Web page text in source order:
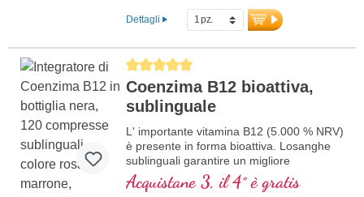
Dettagli
Average rating of 5 out of 5 stars
Coenzima B12 bioattiva,
sublinguale
L' importante vitamina B12 (5.000 % NRV)
è presente in forma bioattiva. Losanghe
sublinguali garantire un migliore
assorbimento attraverso la mucosa orale;
in vetro viola.
Acquistane 3, il 4° è gratis